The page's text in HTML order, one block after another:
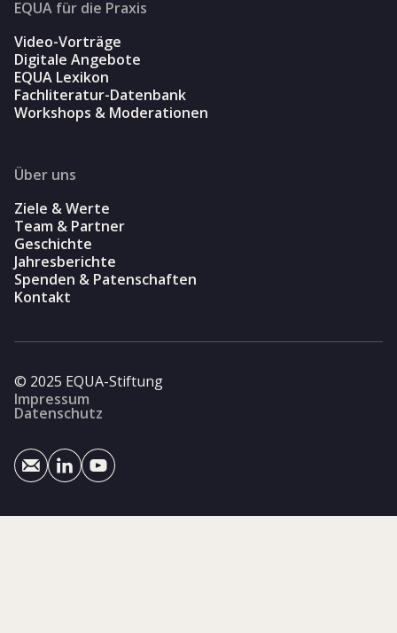
EQUA für die Praxis
Video-Vorträge
Digitale Angebote
EQUA Lexikon
Fachliteratur-Datenbank
Workshops & Moderationen
Über uns
Ziele & Werte
Team & Partner
Geschichte
Jahresberichte
Spenden & Patenschaften
Kontakt
© 2025 EQUA-Stiftung
Impressum
Datenschutz